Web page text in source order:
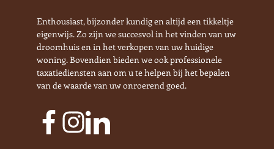
Enthousiast, bijzonder kundig en altijd een tikkeltje
eigenwijs. Zo zijn we succesvol in het vinden van uw
droomhuis en in het verkopen van uw huidige
woning. Bovendien bieden we ook professionele
taxatiediensten aan om u te helpen bij het bepalen
van de waarde van uw onroerend goed.